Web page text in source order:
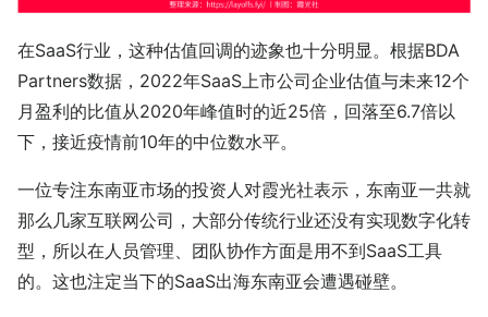
在SaaS行业，这种估值回调的迹象也十分明显。根据BDA
Partners数据，2022年SaaS上市公司企业估值与未来12个
月盈利的比值从2020年峰值时的近25倍，回落至6.7倍以
下，接近疫情前10年的中位数水平。
一位专注东南亚市场的投资人对霞光社表示，东南亚一共就
那么几家互联网公司，大部分传统行业还没有实现数字化转
型，所以在人员管理、团队协作方面是用不到SaaS工具
的。这也注定当下的SaaS出海东南亚会遭遇碰壁。